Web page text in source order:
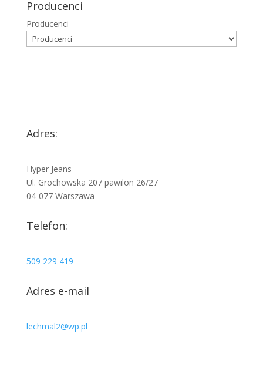
Producenci
Producenci
Adres:
Hyper Jeans
Ul. Grochowska 207 pawilon 26/27
04-077 Warszawa
Telefon:
509 229 419
Adres e-mail
lechmal2@wp.pl